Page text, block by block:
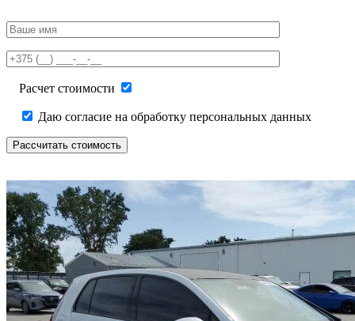
leave
field
empty.
Расчет стоимости
Даю согласие на обработку персональных данных